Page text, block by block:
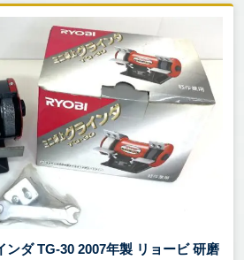
ンダ TG-30 2007年製 リョービ 研磨